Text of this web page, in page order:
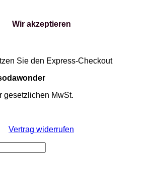
Wir akzeptieren
Sie den Express-Checkout
gesetzlichen MwSt.
Vertrag widerrufen